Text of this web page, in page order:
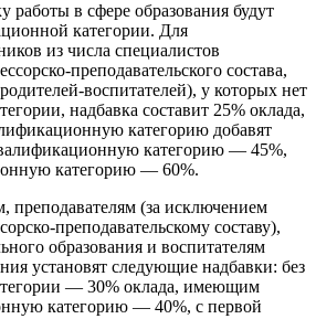
работы в сфере образования будут
категории. Для
из числа специалистов
преподавательского состава,
воспитателей), у которых нет
надбавка составит 25% оклада,
категорию добавят
категорию — 45%,
категорию — 60%.
преподавателям (за исключением
преподавательскому составу),
образования и воспитателям
установят следующие надбавки: без
— 30% оклада, имеющим
категорию — 40%, с первой